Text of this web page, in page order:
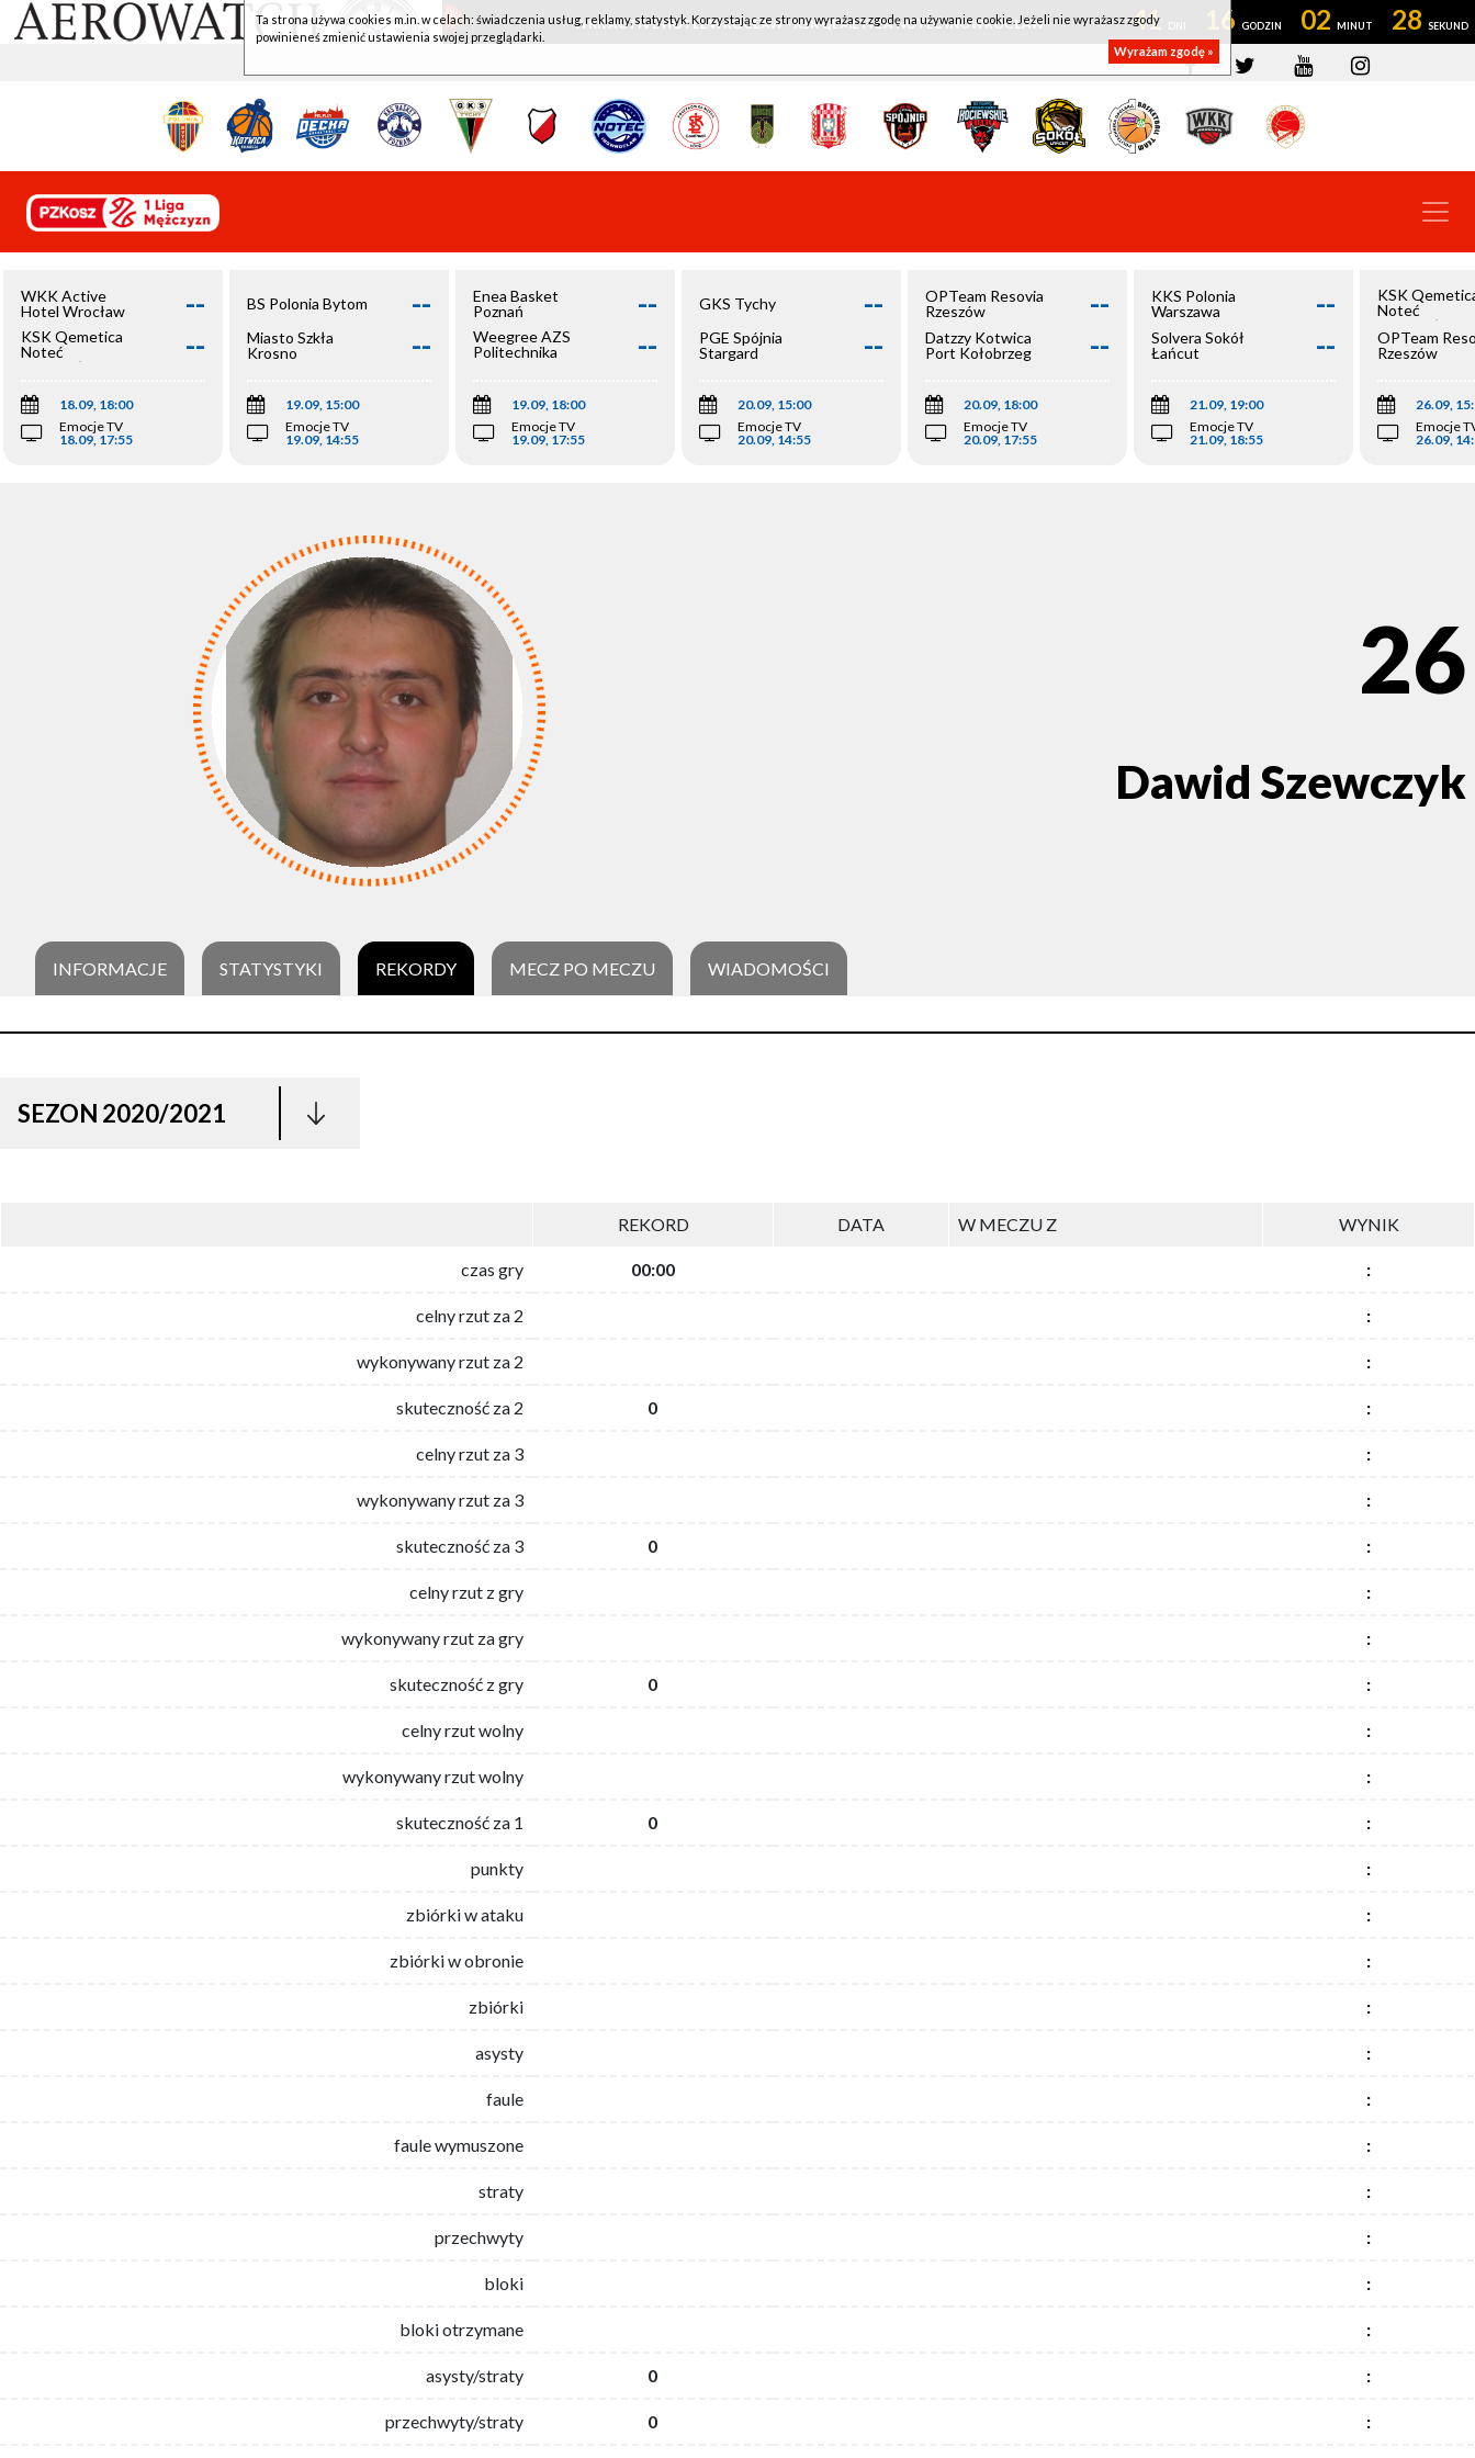
WKK ACTIVE HOTEL WROCŁAW - KSK QEMETICA NOTEĆ INOWROCŁAW 41 16 02 28
WKK Active
Hotel Wrocław
--
KSK Qemetica
Noteć
Inowrocław
--
18.09, 18:00
Emocje TV
18.09, 17:55
BS Polonia Bytom --
Miasto Szkła
Krosno
--
19.09, 15:00
Emocje TV
19.09, 14:55
Enea Basket
Poznań
--
Weegree AZS
Politechnika
--
19.09, 18:00
Emocje TV
19.09, 17:55
GKS Tychy --
PGE Spójnia
Stargard
--
20.09, 15:00
Emocje TV
20.09, 14:55
OPTeam Resovia
Rzeszów
--
Datzzy Kotwica
Port Kołobrzeg
--
20.09, 18:00
Emocje TV
20.09, 17:55
KKS Polonia
Warszawa
--
Solvera Sokół
Łańcut
--
21.09, 19:00
Emocje TV
21.09, 18:55
KSK
Noteć
Inowrocław
OPTeam
Rzeszów
26.09,
Emocje
26.09,
26
Dawid Szewczyk
INFORMACJE STATYSTYKI REKORDY MECZ PO MECZU WIADOMOŚCI
SEZON 2020/2021
REKORD DATA W MECZU Z WYNIK
czas gry 00:00 :
celny rzut za 2 :
wykonywany rzut za 2 :
skuteczność za 2 0 :
celny rzut za 3 :
wykonywany rzut za 3 :
skuteczność za 3 0 :
celny rzut z gry :
wykonywany rzut za gry :
skuteczność z gry 0 :
celny rzut wolny :
wykonywany rzut wolny :
skuteczność za 1 0 :
punkty :
zbiórki w ataku :
zbiórki w obronie :
zbiórki :
asysty :
faule :
faule wymuszone :
straty :
przechwyty :
bloki :
bloki otrzymane :
asysty/straty 0 :
przechwyty/straty 0 :
Ta strona używa cookies m.in. w celach: świadczenia usług, reklamy, statystyk. Korzystając ze strony wyrażasz zgodę na używanie cookie. Jeżeli nie wyrażasz zgody
powinieneś zmienić ustawienia swojej przeglądarki.
Wyrażam zgodę »